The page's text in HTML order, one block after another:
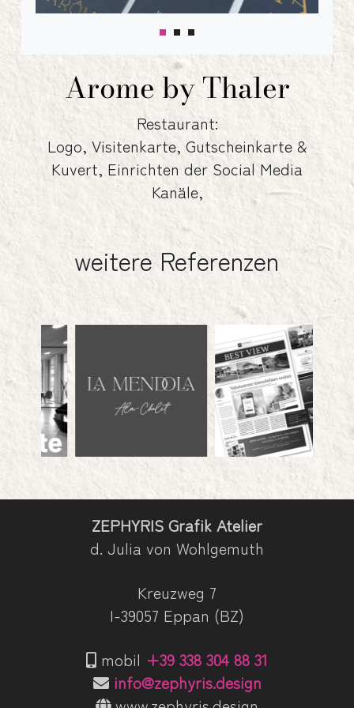
Arome by Thaler
Restaurant:
Logo, Visitenkarte, Gutscheinkarte &
Kuvert, Einrichten der Social Media
Kanäle,
weitere Referenzen
ZEPHYRIS Grafik Atelier
d. Julia von Wohlgemuth
Kreuzweg 7
I-39057 Eppan (BZ)
mobil +39 338 304 88 31
info@zephyris.design